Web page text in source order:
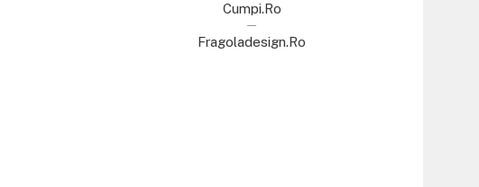
Cumpi.ro
Fragoladesign.ro